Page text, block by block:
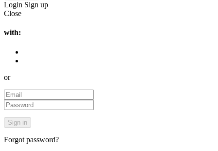
Login Sign up
Close
with:
or
Forgot password?